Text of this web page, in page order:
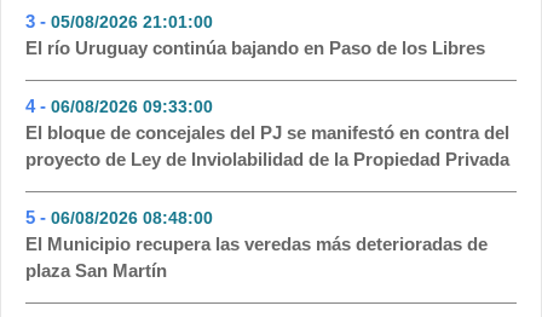
3 - 05/08/2026 21:01:00
El río Uruguay continúa bajando en Paso de los Libres
4 - 06/08/2026 09:33:00
El bloque de concejales del PJ se manifestó en contra del
proyecto de Ley de Inviolabilidad de la Propiedad Privada
5 - 06/08/2026 08:48:00
El Municipio recupera las veredas más deterioradas de
plaza San Martín